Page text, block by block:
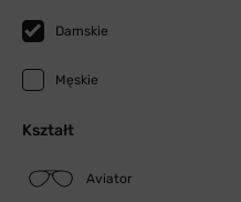
Damskie
Męskie
Kształt
Aviator